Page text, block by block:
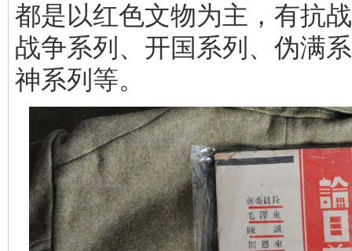
都是以红色文物为主，有抗
战争系列、开国系列、伪满
神系列等。